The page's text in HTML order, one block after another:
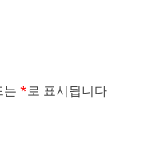
는 *로 표시됩니다